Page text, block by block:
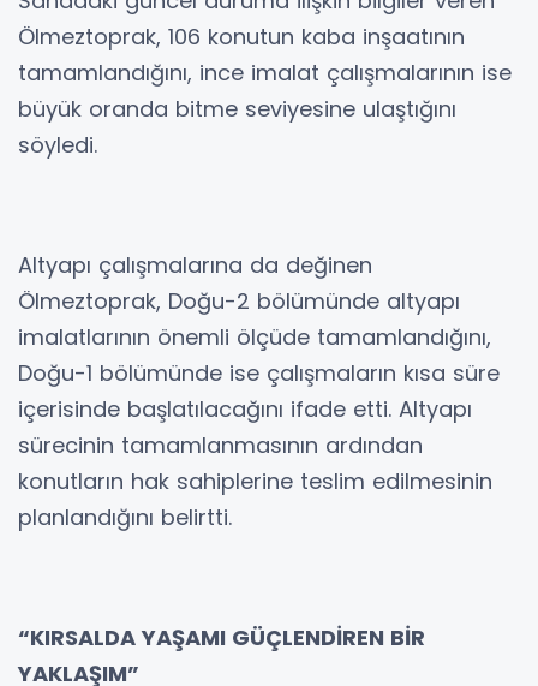
Ölmeztoprak, 106 konutun kaba inşaatının
tamamlandığını, ince imalat çalışmalarının ise
büyük oranda bitme seviyesine ulaştığını
söyledi.
Altyapı çalışmalarına da değinen
Ölmeztoprak, Doğu-2 bölümünde altyapı
imalatlarının önemli ölçüde tamamlandığını,
Doğu-1 bölümünde ise çalışmaların kısa süre
içerisinde başlatılacağını ifade etti. Altyapı
sürecinin tamamlanmasının ardından
konutların hak sahiplerine teslim edilmesinin
planlandığını belirtti.
“KIRSALDA YAŞAMI GÜÇLENDİREN BİR
YAKLAŞIM”